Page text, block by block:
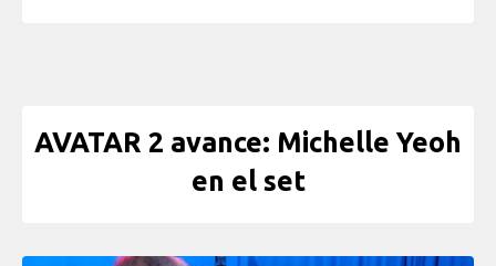
AVATAR 2 avance: Michelle Yeoh
en el set